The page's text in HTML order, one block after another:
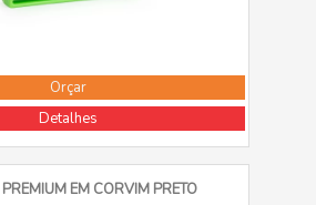
Orçar
Detalhes
EM CORVIM PRETO